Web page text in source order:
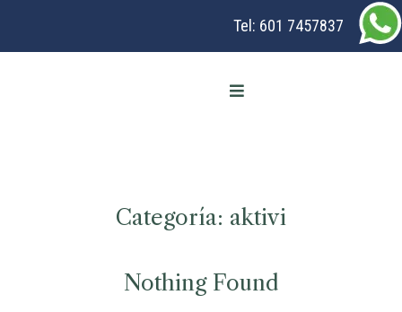
Tel: 601 7457837
Categoría: aktivi
Nothing Found